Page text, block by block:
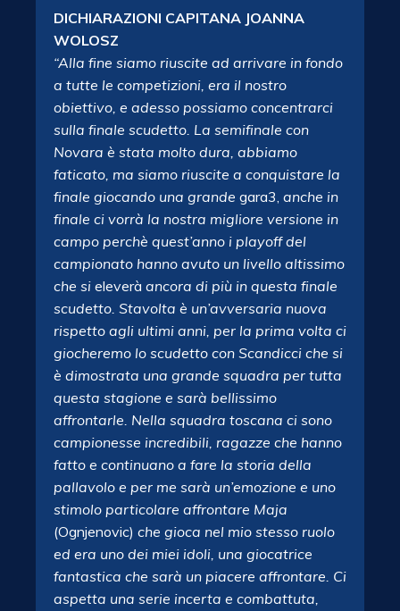
DICHIARAZIONI CAPITANA JOANNA
WOLOSZ
“Alla fine siamo riuscite ad arrivare in fondo
a tutte le competizioni, era il nostro
obiettivo, e adesso possiamo concentrarci
sulla finale scudetto. La semifinale con
Novara è stata molto dura, abbiamo
faticato, ma siamo riuscite a conquistare la
finale giocando una grande gara3, anche in
finale ci vorrà la nostra migliore versione in
campo perchè quest’anno i playoff del
campionato hanno avuto un livello altissimo
che si eleverà ancora di più in questa finale
scudetto. Stavolta è un’avversaria nuova
rispetto agli ultimi anni, per la prima volta ci
giocheremo lo scudetto con Scandicci che si
è dimostrata una grande squadra per tutta
questa stagione e sarà bellissimo
affrontarle. Nella squadra toscana ci sono
campionesse incredibili, ragazze che hanno
fatto e continuano a fare la storia della
pallavolo e per me sarà un’emozione e uno
stimolo particolare affrontare Maja
(Ognjenovic) che gioca nel mio stesso ruolo
ed era uno dei miei idoli, una giocatrice
fantastica che sarà un piacere affrontare. Ci
aspetta una serie incerta e combattuta,